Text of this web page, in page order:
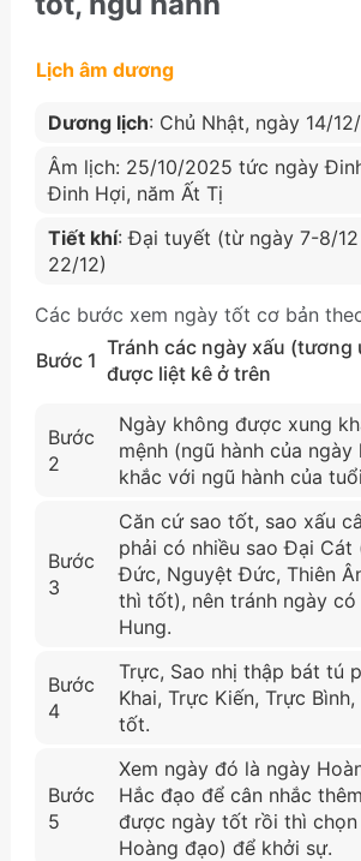
Lịch âm dương
Dương lịch: Chủ Nhật, ngày 14/
Âm lịch: 25/10/2025 tức ngày
Đinh Hợi, năm Ất Tị
Tiết khí: Đại tuyết (từ ngày 7-8/
22/12)
Các bước xem ngày tốt cơ bản
Bước 1
Tránh các ngày xấu (tương
được liệt kê ở trên
Bước
2
Ngày không được xung
mệnh (ngũ hành của ngày
khắc với ngũ hành của
Bước
3
Căn cứ sao tốt, sao xấu
phải có nhiều sao Đại Cát
Đức, Nguyệt Đức, Thiên
thì tốt), nên tránh ngày có
Hung.
Bước
4
Trực, Sao nhị thập bát tú
Khai, Trực Kiến, Trực
tốt.
Bước
5
Xem ngày đó là ngày
Hắc đạo để cân nhắc
được ngày tốt rồi thì
Hoàng đạo) để khởi sự.